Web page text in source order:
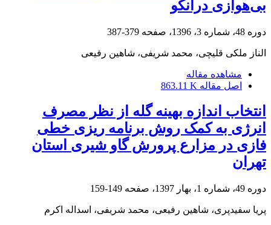
بی‌هوازی درانکو
دوره 48، شماره 3، 1396، صفحه 379-387
الناز ملکی قلیچی، محمد شریفی، شاهین رفیعی
مشاهده مقاله
اصل مقاله 863.11 K
انتخاب اندازه بهینه گله از نظر مصرف
انرژی به کمک روش برنامه ریزی خطی
فازی در مزارع پرورش گاو شیری استان
تهران
دوره 49، شماره 1، بهار 1397، صفحه 149-159
پریا سفیدپری، شاهین رفیعی، محمد شریفی، اسداله اکرم